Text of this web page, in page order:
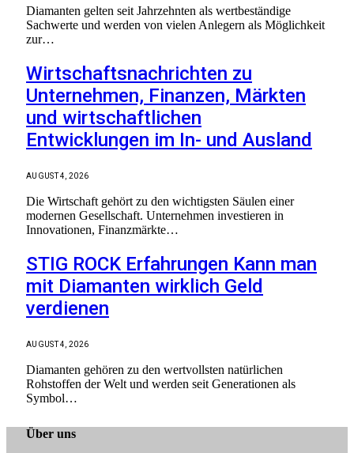
Diamanten gelten seit Jahrzehnten als wertbeständige
Sachwerte und werden von vielen Anlegern als Möglichkeit
zur…
Wirtschaftsnachrichten zu
Unternehmen, Finanzen, Märkten
und wirtschaftlichen
Entwicklungen im In- und Ausland
AUGUST 4, 2026
Die Wirtschaft gehört zu den wichtigsten Säulen einer
modernen Gesellschaft. Unternehmen investieren in
Innovationen, Finanzmärkte…
STIG ROCK Erfahrungen Kann man
mit Diamanten wirklich Geld
verdienen
AUGUST 4, 2026
Diamanten gehören zu den wertvollsten natürlichen
Rohstoffen der Welt und werden seit Generationen als
Symbol…
Über uns